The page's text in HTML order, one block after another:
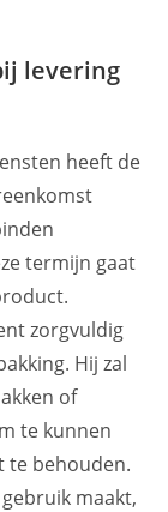
levering
heeft de
termijn gaat
zorgvuldig
Hij zal
of
te kunnen
te behouden.
maakt,